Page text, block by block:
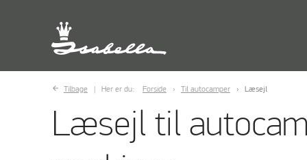
Tilbage Her er du: Forside Til autocamper Læsejl
Læsejl til